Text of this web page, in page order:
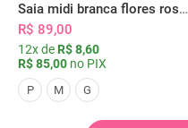
Saia midi branca flores rosas com bolsos
R$ 89,00
12x de R$ 8,60
R$ 85,00 no PIX
P M G